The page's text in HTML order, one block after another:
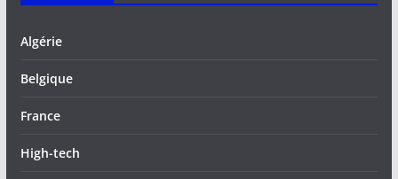
Algérie
Belgique
France
High-tech